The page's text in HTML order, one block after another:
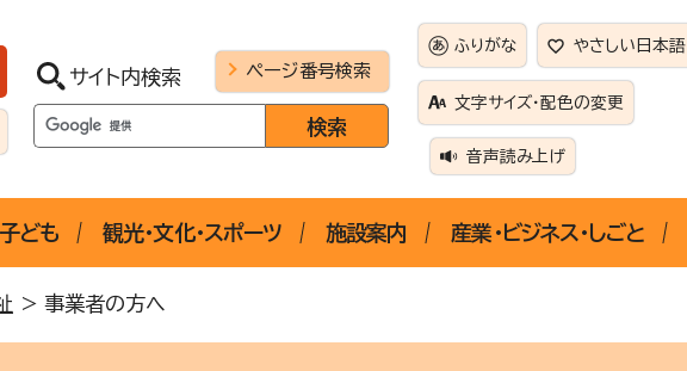
サイト内検索 ページ番号検索
ふりがな やさしい日本語
文字サイズ・配色の変更
音声読み上げ
ども 観光・文化・スポーツ 施設案内 産業・ビジネス・しごと
> 事業者の方へ